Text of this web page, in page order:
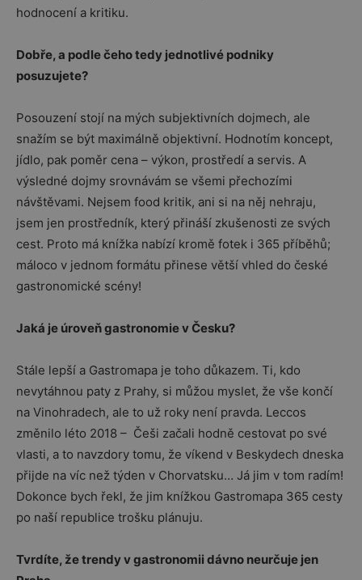
hodnocení a kritiku.
Dobře, a podle čeho tedy jednotlivé podniky
posuzujete?
Posouzení stojí na mých subjektivních dojmech, ale
snažím se být maximálně objektivní. Hodnotím koncept,
jídlo, pak poměr cena – výkon, prostředí a servis. A
výsledné dojmy srovnávám se všemi přechozími
návštěvami. Nejsem food kritik, ani si na něj nehraju,
jsem jen prostředník, který přináší zkušenosti ze svých
cest. Proto má knížka nabízí kromě fotek i 365 příběhů;
máloco v jednom formátu přinese větší vhled do české
gastronomické scény!
Jaká je úroveň gastronomie v Česku?
Stále lepší a Gastromapa je toho důkazem. Ti, kdo
nevytáhnou paty z Prahy, si můžou myslet, že vše končí
na Vinohradech, ale to už roky není pravda. Leccos
změnilo léto 2018 – Češi začali hodně cestovat po své
vlasti, a to navzdory tomu, že víkend v Beskydech dneska
přijde na víc než týden v Chorvatsku… Já jim v tom radím!
Dokonce bych řekl, že jim knížkou Gastromapa 365 cesty
po naší republice trošku plánuju.
Tvrdíte, že trendy v gastronomii dávno neurčuje jen